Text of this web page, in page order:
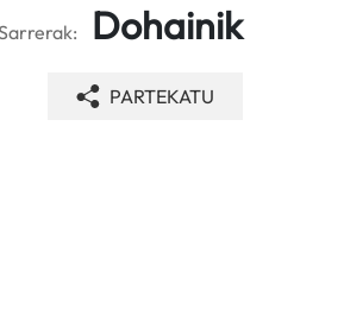
Dohainik
PARTEKATU